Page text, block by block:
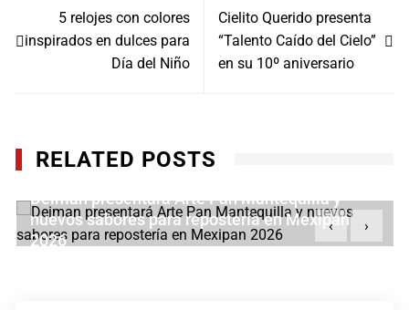
de
5 relojes con colores
inspirados en dulces para
Día del Niño
Cielito Querido presenta
“Talento Caído del Cielo”
en su 10º aniversario
RELATED POSTS
Deiman presentará Arte Pan Mantequilla y
nuevos sabores para repostería en Mexipan
2026
‹ ›